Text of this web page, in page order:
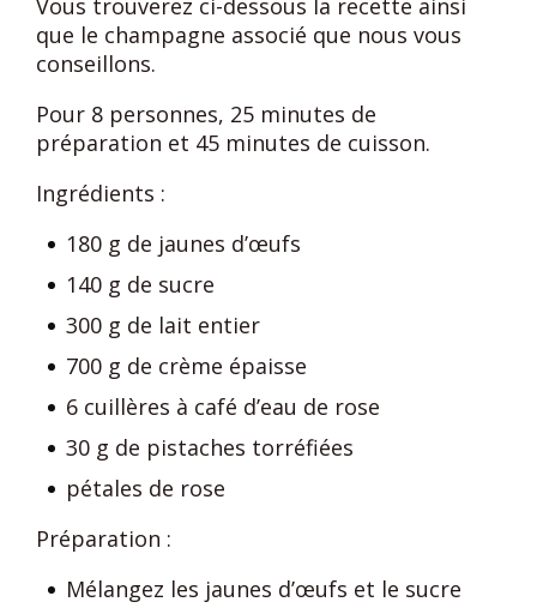
Vous trouverez ci-dessous la recette ainsi
que le champagne associé que nous vous
conseillons.
Pour 8 personnes, 25 minutes de
préparation et 45 minutes de cuisson.
Ingrédients :
180 g de jaunes d’œufs
140 g de sucre
300 g de lait entier
700 g de crème épaisse
6 cuillères à café d’eau de rose
30 g de pistaches torréfiées
pétales de rose
Préparation :
Mélangez les jaunes d’œufs et le sucre